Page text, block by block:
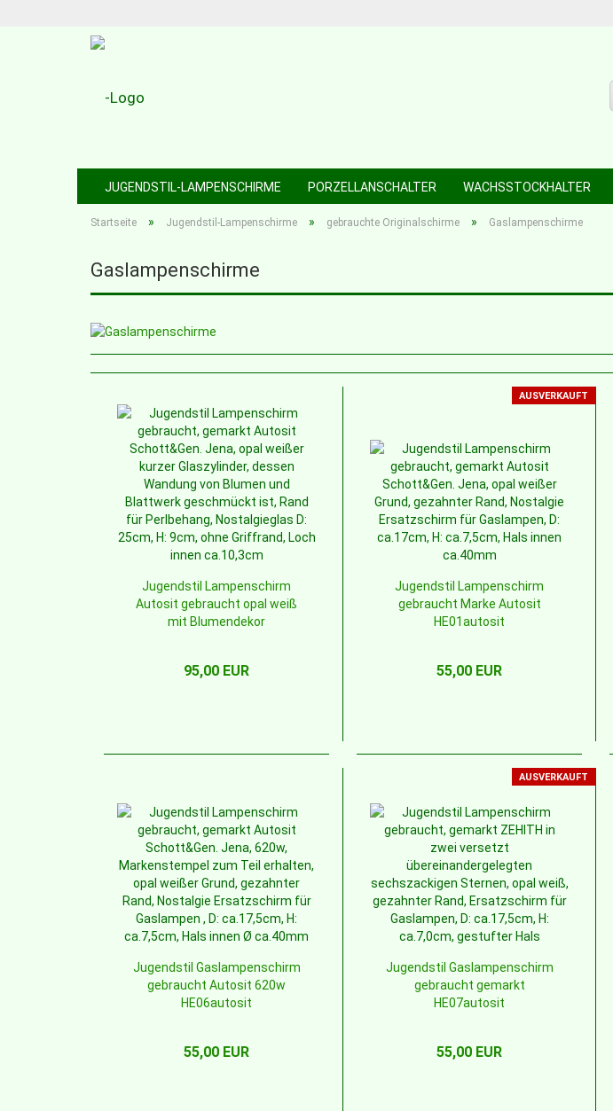
JUGENDSTIL-LAMPENSCHIRME PORZELLANSCHALTER WACHSSTOCKHALTER
Startseite » Jugendstil-Lampenschirme » gebrauchte Originalschirme » Gaslampenschirme
Gaslampenschirme
Jugendstil Lampenschirm
Autosit gebraucht opal weiß
mit Blumendekor
95,00 EUR
AUSVERKAUFT
Jugendstil Lampenschirm
gebraucht Marke Autosit
HE01autosit
55,00 EUR
Jugendstil Gaslampenschirm
gebraucht Autosit 620w
HE06autosit
55,00 EUR
AUSVERKAUFT
Jugendstil Gaslampenschirm
gebraucht gemarkt
HE07autosit
55,00 EUR